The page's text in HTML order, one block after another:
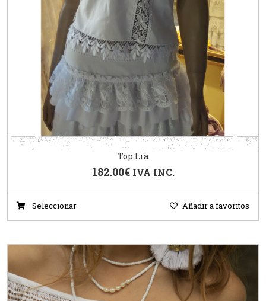
Top Lia
182.00€ IVA INC.
Seleccionar Añadir a favoritos